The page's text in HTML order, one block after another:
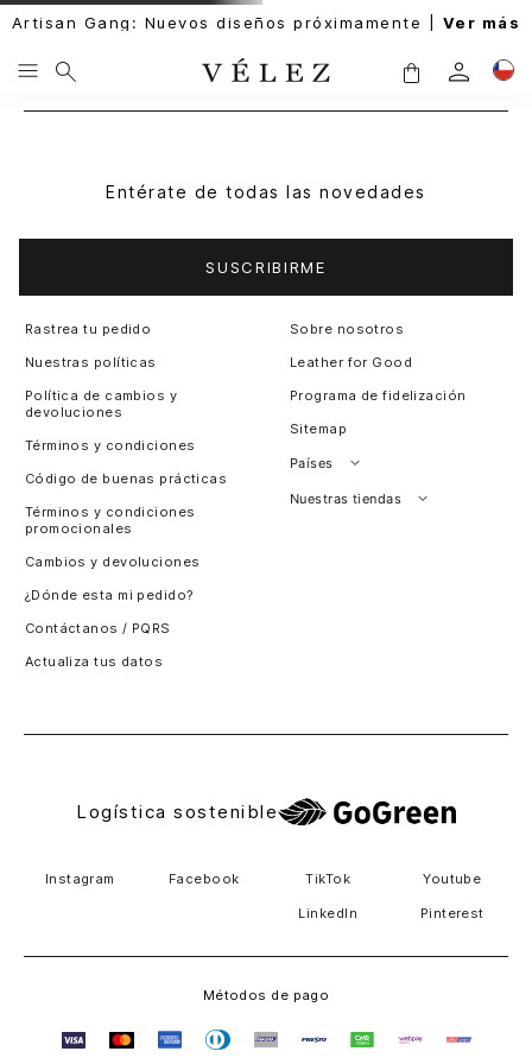
Artisan Gang: Nuevos diseños próximamente | Ver más
Entérate de todas las novedades
SUSCRIBIRME
Rastrea tu pedido
Nuestras políticas
Política de cambios y
devoluciones
Términos y condiciones
Código de buenas prácticas
Términos y condiciones
promocionales
Cambios y devoluciones
¿Dónde esta mi pedido?
Contáctanos / PQRS
Actualiza tus datos
Sobre nosotros
Leather for Good
Programa de fidelización
Sitemap
Países
Perú
Nuestras tiendas
Logística sostenible
Instagram Facebook TikTok Youtube
LinkedIn Pinterest
Métodos de pago